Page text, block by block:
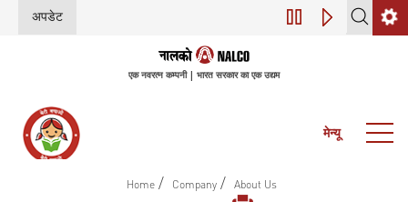
अपडेट डिजिटल परिवर्तन
एक नवरत्न कम्पनी | भारत सरकार का एक उद्यम
मेन्यू
Home / Company / About Us